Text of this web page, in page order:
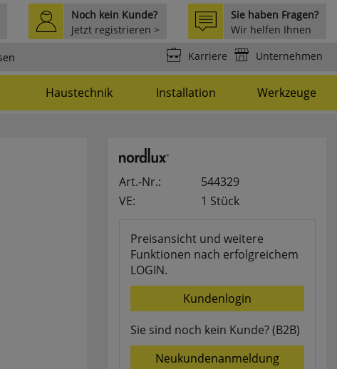
Sie haben Fragen?
Wir helfen Ihnen
Noch kein Kunde?
Jetzt registrieren >
Unternehmen
Karriere
Haustechnik Installation Werkzeuge
Art.-Nr.:
544329
VE:
1 Stück
Preisansicht und weitere
Funktionen nach erfolgreichem
LOGIN.
Kundenlogin
Sie sind noch kein Kunde? (B2B)
Neukundenanmeldung